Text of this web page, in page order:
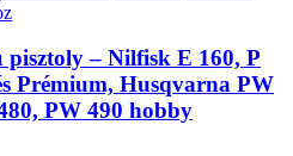
pisztoly – Nilfisk E 160, P
Prémium, Husqvarna PW
PW 490 hobby